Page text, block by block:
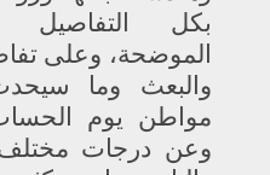
بكل التفاصيل
الموضحة، وعلى
والبعث وما
مواطن يوم الحساب
وعن درجات مختلف